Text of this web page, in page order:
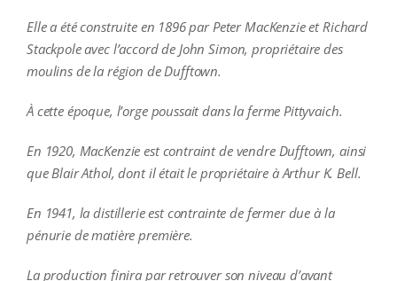
Elle a été construite en 1896 par Peter MacKenzie et Richard
Stackpole avec l’accord de John Simon, propriétaire des
moulins de la région de Dufftown.
À cette époque, l’orge poussait dans la ferme Pittyvaich.
En 1920, MacKenzie est contraint de vendre Dufftown, ainsi
que Blair Athol, dont il était le propriétaire à Arthur K. Bell.
En 1941, la distillerie est contrainte de fermer due à la
pénurie de matière première.
La production finira par retrouver son niveau d’avant